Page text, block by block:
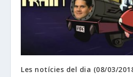
Les notícies del dia (08/03/